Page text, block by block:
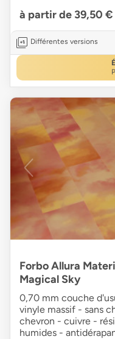
à partir de 39,50 €
Différentes versions
Forbo Allura
Magical Sky
0,70 mm couche
vinyle massif - sans
chevron - cuivre -
humides -